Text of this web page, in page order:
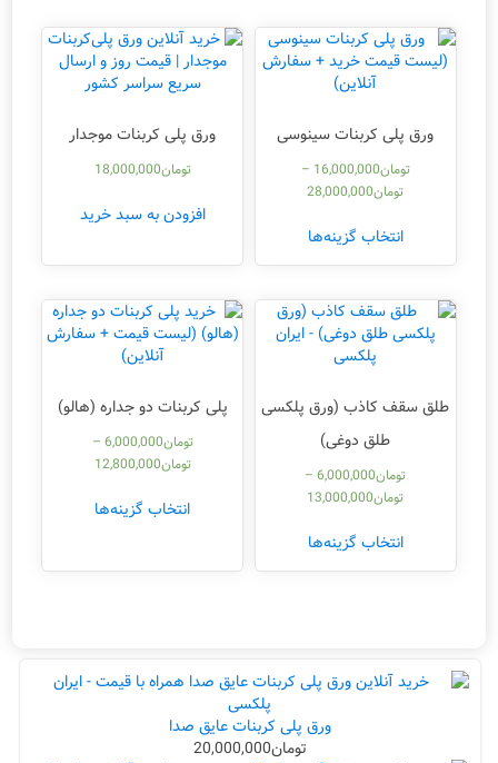
ورق پلی کربنات سینوسی
تومان16,000,000
–
تومان28,000,000
انتخاب گزینه‌ها
ورق پلی کربنات موجدار
تومان18,000,000
افزودن به سبد خرید
طلق سقف کاذب (ورق پلکسی
طلق دوغی)
تومان6,000,000
–
تومان13,000,000
انتخاب گزینه‌ها
پلی کربنات دو جداره (هالو)
تومان6,000,000
–
تومان12,800,000
انتخاب گزینه‌ها
ورق پلی کربنات عایق صدا
تومان20,000,000